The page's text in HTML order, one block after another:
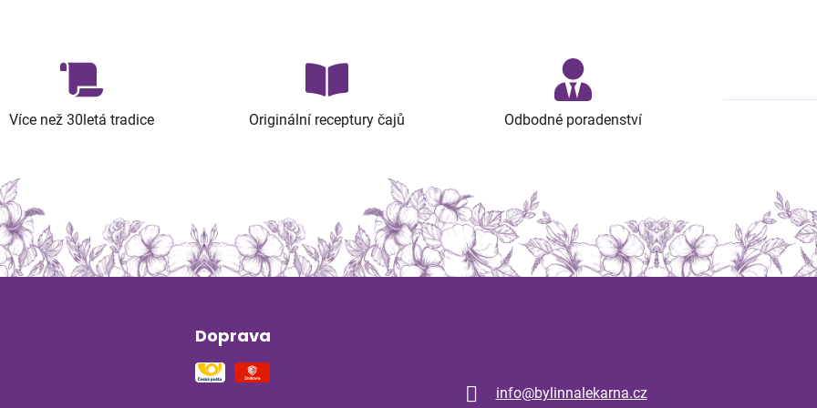
Více než 30letá tradice Originální receptury čajů Odbodné poradenství
Doprava
info@bylinnalekarna.cz